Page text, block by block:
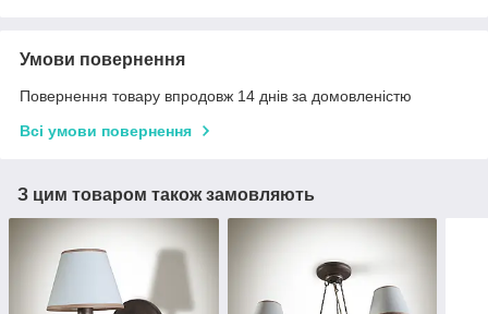
Умови повернення
Повернення товару впродовж 14 днів за домовленістю
Всі умови повернення
З цим товаром також замовляють